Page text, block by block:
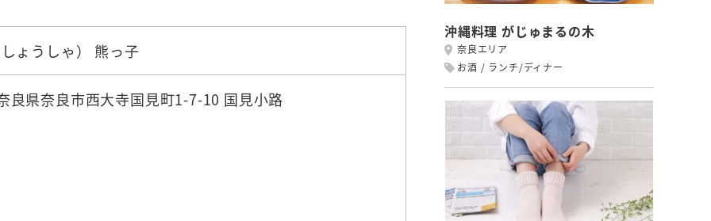
ょうしゃ） 熊っ子
県奈良市西大寺国見町1-7-10 国見小路
沖縄料理 がじゅまるの木
奈良エリア
お酒
ランチ/ディナー